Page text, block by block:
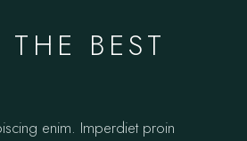
BEST
enim. Imperdiet proin